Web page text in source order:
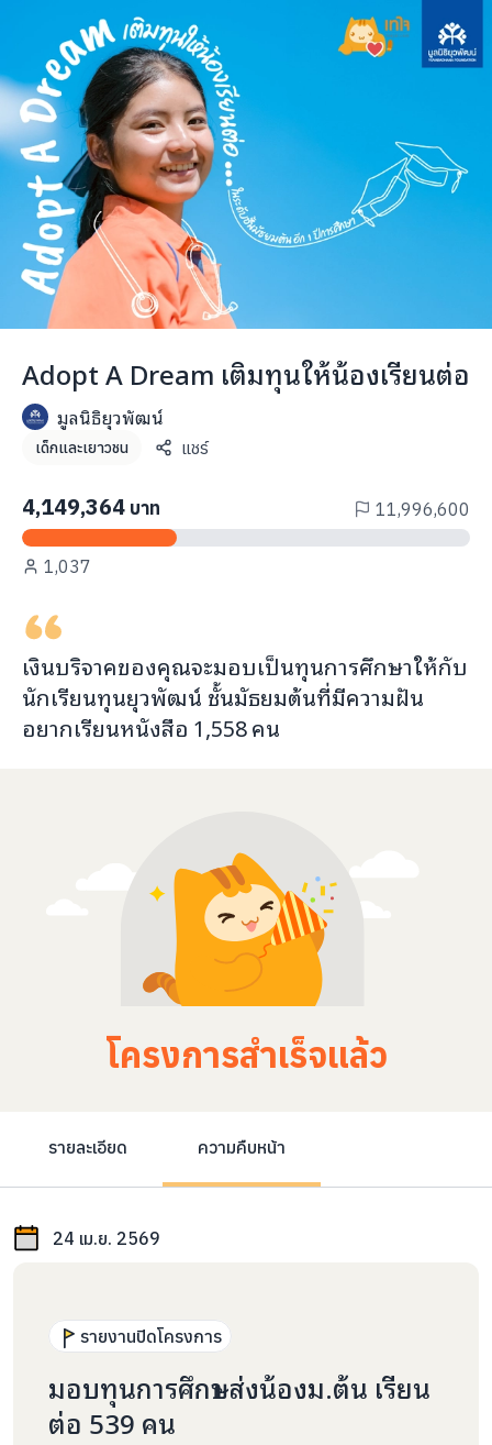
Adopt A Dream เติมทุนให้น้องเรียนต่อ
มูลนิธิยุวพัฒน์
เด็กและเยาวชน แชร์
4,149,364 บาท 11,996,600
1,037
เงินบริจาคของคุณจะมอบเป็นทุนการศึกษาให้กับ
นักเรียนทุนยุวพัฒน์ ชั้นมัธยมต้นที่มีความฝัน
อยากเรียนหนังสือ 1,558คน
โครงการสำเร็จแล้ว
รายละเอียด ความคืบหน้า
24 เม.ย. 2569
รายงานปิดโครงการ
มอบทุนการศึกษา ส่งน้องม.ต้น เรียน
ต่อ 539 คน